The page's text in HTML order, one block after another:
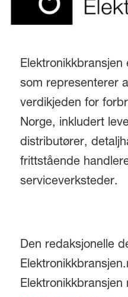
som representerer
verdikjeden for
Norge, inkludert
distributører,
frittstående
serviceverksteder.
Den redaksjonelle
Elektronikkbransjen